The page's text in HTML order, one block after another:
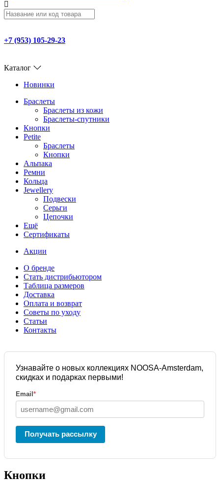
+7 (953) 105-29-23
Каталог
Новинки
Браслеты
Браслеты из кожи
Браслеты-спутники
Кнопки
Petite
Браслеты
Кнопки
Альпака
Ремни
Кольца
Jewellery
Подвески
Серьги
Цепочки
Ещё
Сертификаты
Акции
О бренде
Стать дистрибьютором
Таблица размеров
Доставка
Оплата и возврат
Советы по уходу
Статьи
Контакты
Узнавайте о новых коллекциях NOOSA-Amsterdam,
скидках и подарках первыми!
Email *
Получать рассылку
Кнопки